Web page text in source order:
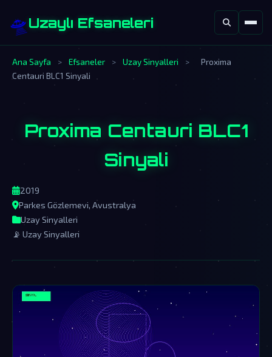
🛸Uzaylı Efsaneleri
Ana Sayfa > Efsaneler > Uzay Sinyalleri >
Proxima
Centauri BLC1 Sinyali
Proxima Centauri BLC1
Sinyali
2019
Parkes Gözlemevi, Avustralya
Uzay Sinyalleri
📡 Uzay Sinyalleri